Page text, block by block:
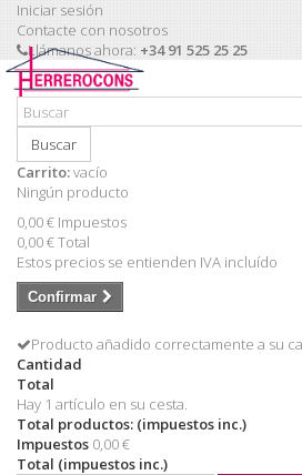
Iniciar sesión
Contacte con nosotros
Llámanos ahora: +34 91 525 25 25
Buscar
Carrito:vacío
Ningún producto
0,00 € Impuestos
0,00 €Total
Estos precios se entienden IVA incluído
Confirmar
Producto añadido correctamente a su
Cantidad
Total
Hay 1 artículo en su cesta.
Total productos: (impuestos inc.)
Impuestos 0,00 €
Total (impuestos inc.)